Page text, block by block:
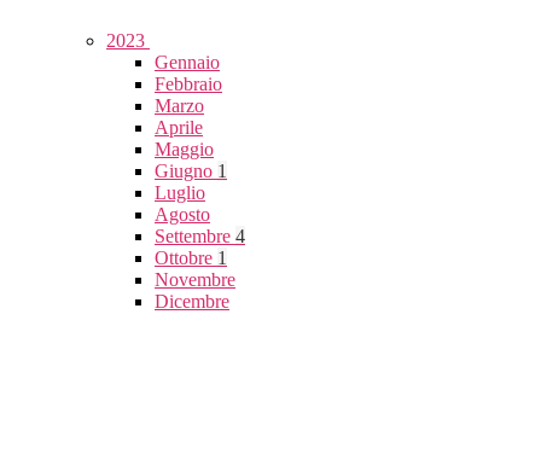
2023
Gennaio
Febbraio
Marzo
Aprile
Maggio
Giugno 1
Luglio
Agosto
Settembre 4
Ottobre 1
Novembre
Dicembre